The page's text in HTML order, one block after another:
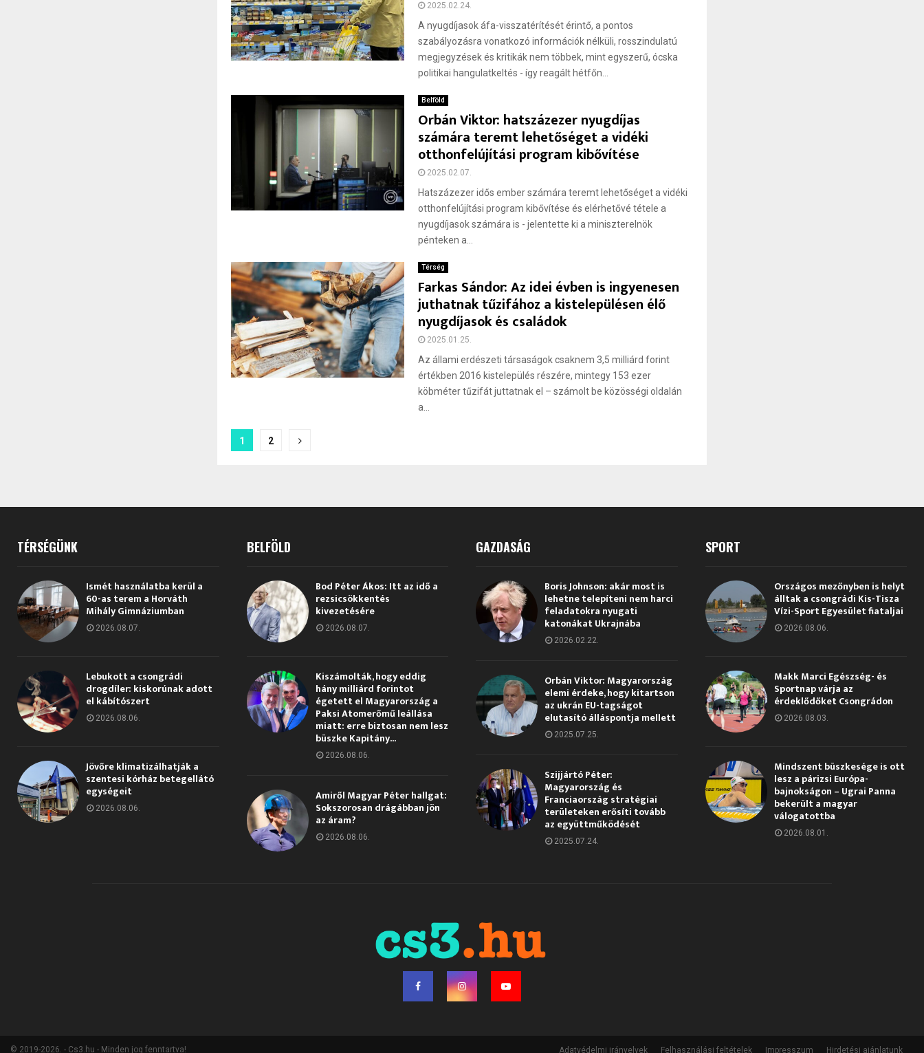
2025.02.24.
A nyugdíjasok áfa-visszatérítését érintő, a pontos
szabályozásra vonatkozó információk nélküli, rosszindulatú
megjegyzések és kritikák nem többek, mint egyszerű, ócska
politikai hangulatkeltés - így reagált hétfőn...
Belföld
Orbán Viktor: hatszázezer nyugdíjas
számára teremt lehetőséget a vidéki
otthonfelújítási program kibővítése
2025.02.07.
Hatszázezer idős ember számára teremt lehetőséget a vidéki
otthonfelújítási program kibővítése és elérhetővé tétele a
nyugdíjasok számára is - jelentette ki a miniszterelnök
pénteken a...
Térség
Farkas Sándor: Az idei évben is ingyenesen
juthatnak tűzifához a kistelepülésen élő
nyugdíjasok és családok
2025.01.25.
Az állami erdészeti társaságok csaknem 3,5 milliárd forint
értékben 2016 kistelepülés részére, mintegy 153 ezer
köbméter tűzifát juttatnak el – számolt be közösségi oldalán
a...
Bejegyzések
1 2
TÉRSÉGÜNK
Ismét használatba kerül a
60-as terem a Horváth
Mihály Gimnáziumban
2026.08.07.
Lebukott a csongrádi
drogdíler: kiskorúnak adott
el kábítószert
2026.08.06.
Jövőre klimatizálhatják a
szentesi kórház betegellátó
egységeit
2026.08.06.
BELFÖLD
Bod Péter Ákos: Itt az idő a
rezsicsökkentés
kivezetésére
2026.08.07.
Kiszámolták, hogy eddig
hány milliárd forintot
égetett el Magyarország a
Paksi Atomerőmű leállása
miatt: erre biztosan nem lesz
büszke Kapitány...
2026.08.06.
Amiről Magyar Péter hallgat:
Sokszorosan drágábban jön
az áram?
2026.08.06.
GAZDASÁG
Boris Johnson: akár most is
lehetne telepíteni nem harci
feladatokra nyugati
katonákat Ukrajnába
2026.02.22.
Orbán Viktor: Magyarország
elemi érdeke, hogy kitartson
az ukrán EU-tagságot
elutasító álláspontja mellett
2025.07.25.
Szijjártó Péter:
Magyarország és
Franciaország stratégiai
területeken erősíti tovább
az együttműködését
2025.07.24.
SPORT
Országos mezőnyben is helyt
álltak a csongrádi Kis-Tisza
Vízi-Sport Egyesület fiataljai
2026.08.06.
Makk Marci Egészség- és
Sportnap várja az
érdeklődőket Csongrádon
2026.08.03.
Mindszent büszkesége is ott
lesz a párizsi Európa-
bajnokságon – Ugrai Panna
bekerült a magyar
válogatottba
2026.08.01.
© 2019-2026. - Cs3.hu - Minden jog fenntartva! Adatvédelmi irányelvek Felhasználási feltételek Impresszum Hirdetési ajánlatunk